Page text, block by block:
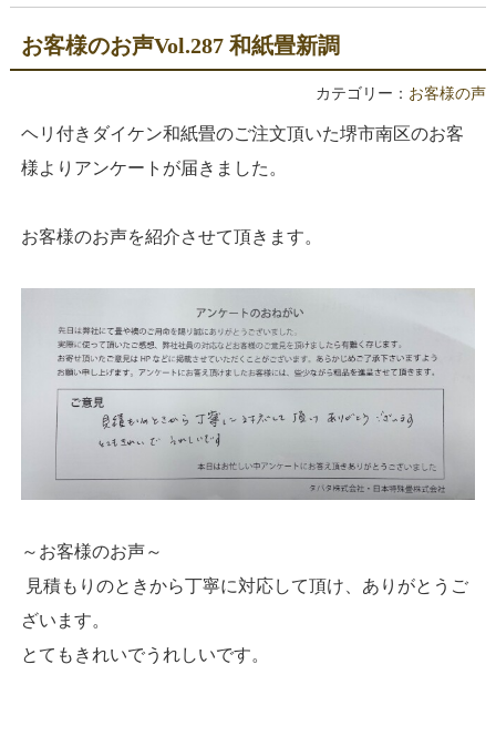
お客様のお声Vol.287 和紙畳新調
カテゴリー： お客様の声
ヘリ付きダイケン和紙畳のご注文頂いた堺市南区のお客
様よりアンケートが届きました。
お客様のお声を紹介させて頂きます。
～お客様のお声～
見積もりのときから丁寧に対応して頂け、ありがとうご
ざいます。
とてもきれいでうれしいです。